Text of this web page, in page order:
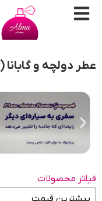
عطر دولچه و گابانا (Dolce & Gabbana)
فیلتر محصولات
مرتب سازی محتوا